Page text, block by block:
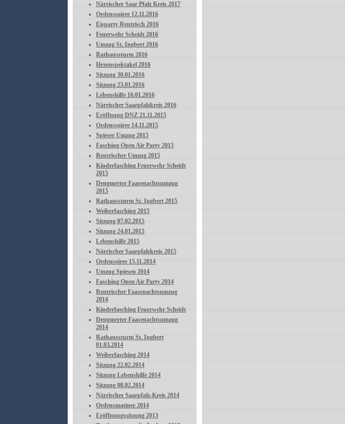
Närrischer Saar Pfalz Kreis 2017
Ordenssoiree 12.11.2016
Eisparty Rentrisch 2016
Feuerwehr Scheidt 2016
Umzug St. Ingbert 2016
Rathaussturm 2016
Hexenspektakel 2016
Sitzung 30.01.2016
Sitzung 23.01.2016
Lebenshilfe 16.01.2016
Närrischer Saarpfalzkreis 2016
Eröffnung DNZ 21.11.2015
Ordenssoiree 14.11.2015
Spieser Umzug 2015
Fasching Open Air Party 2015
Rentrischer Umzug 2015
Kinderfasching Feuerwehr Scheidt
2015
Dengmerter Faasenachtsumzug
2015
Rathaussturm St. Ingbert 2015
Weiberfasching 2015
Sitzung 07.02.2015
Sitzung 24.01.2015
Lebenshilfe 2015
Närrischer Saarpfalzkreis 2015
Ordensoiree 15.11.2014
Umzug Spiesen 2014
Fasching Open Air Party 2014
Rentrischer Faasenachtsumzug
2014
Kinderfasching Feuerwehr Scheidt
Dengmerter Faasenachtsumzug
2014
Rathaussturm St. Ingbert
01.03.2014
Weiberfasching 2014
Sitzung 22.02.2014
Sitzung Lebenshilfe 2014
Sitzung 08.02.2014
Närrischer Saarpfalz-Kreis 2014
Ordensmatinee 2014
Eröffnungssitzung 2013